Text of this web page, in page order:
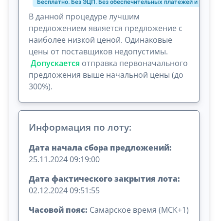
В данной процедуре лучшим
предложением является предложение с
наиболее низкой ценой. Одинаковые
цены от поставщиков недопустимы.
Допускается отправка первоначального
предложения выше начальной цены (до
300%).
Информация по лоту:
Дата начала сбора предложений:
25.11.2024 09:19:00
Дата фактического закрытия лота:
02.12.2024 09:51:55
Часовой пояс: Самарское время (МСК+1)